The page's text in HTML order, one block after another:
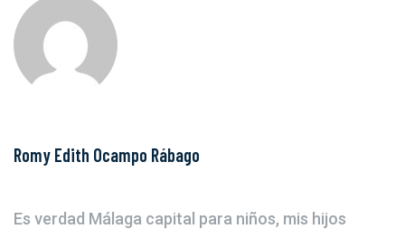
Romy Edith Ocampo Rábago
Es verdad Málaga capital para niños, mis hijos